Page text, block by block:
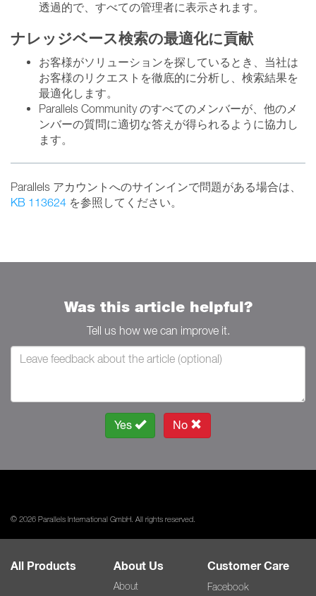
透過的で、すべての管理者に表示されます。
ナレッジベース検索の最適化に貢献
お客様がソリューションを探しているとき、当社は
お客様のリクエストを徹底的に分析し、検索結果を
最適化します。
Parallels Community のすべてのメンバーが、他のメ
ンバーの質問に適切な答えが得られるように協力し
ます。
Parallels アカウントへのサインインで問題がある場合は、
KB 113624 を参照してください。
Was this article helpful?
Tell us how we can improve it.
Yes No
© 2026 Parallels International GmbH. All rights reserved.
All Products About Us
About
Customer Care
Facebook